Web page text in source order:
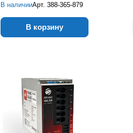
В наличииАрт. 388-365-879
В корзину